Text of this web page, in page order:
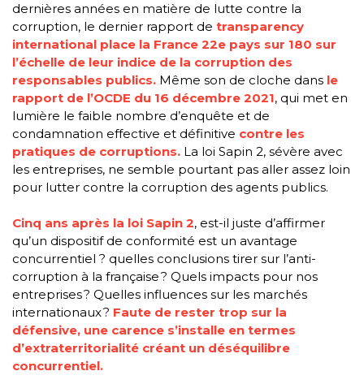
dernières années en matière de lutte contre la
corruption, le dernier rapport de transparency
international place la France 22e pays sur 180 sur
l’échelle de leur indice de la corruption des
responsables publics. Même son de cloche dans le
rapport de l’OCDE du 16 décembre 2021, qui met en
lumière le faible nombre d’enquête et de
condamnation effective et définitive contre les
pratiques de corruptions. La loi Sapin 2, sévère avec
les entreprises, ne semble pourtant pas aller assez loin
pour lutter contre la corruption des agents publics.
Cinq ans après la loi Sapin 2, est-il juste d’affirmer
qu’un dispositif de conformité est un avantage
concurrentiel ? quelles conclusions tirer sur l’anti-
corruption à la française ? Quels impacts pour nos
entreprises ? Quelles influences sur les marchés
internationaux ? Faute de rester trop sur la
défensive, une carence s’installe en termes
d’extraterritorialité créant un déséquilibre
concurrentiel.